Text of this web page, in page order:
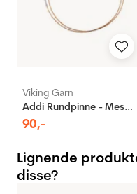
Viking Garn
Addi Rundpinne - Messing
90,-
Lignende
disse?